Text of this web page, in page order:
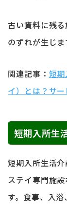
古い資料に残
のずれが生じま
関連記事： 短
イ）とは？サ
短期入所生
短期入所生活
ステイ専門施
す。食事、入